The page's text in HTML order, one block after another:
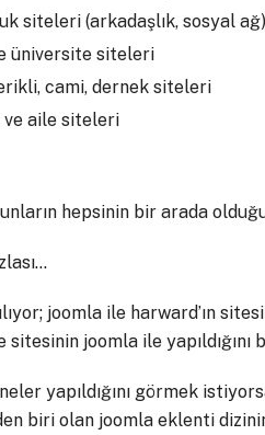
siteleri (arkadaşlık, sosyal ağ)
üniversite siteleri
cami, dernek siteleri
ve aile siteleri
hepsinin bir arada
joomla ile harward’ın
sitesinin joomla ile yapıldığını
yapıldığını görmek
biri olan joomla eklenti